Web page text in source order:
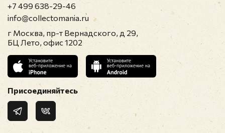
+7 499 638-29-46
info@collectomania.ru
г Москва, пр-т Вернадского, д 29,
БЦ Лето, офис 1202
Присоединяйтесь